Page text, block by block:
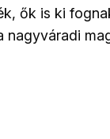
ők is ki
nagyváradi